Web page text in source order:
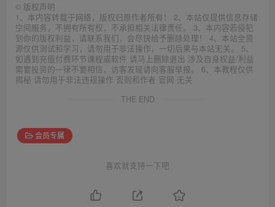
© 版权声明
1、本内容转载于网络，版权归原作者所有！ 2、本站仅提供信息存储
空间服务，不拥有所有权，不承担相关法律责任。 3、本内容若侵犯
到你的版权利益，请联系我们，会尽快给予删除处理！ 4、本站全资
源仅供测试和学习，请勿用于非法操作，一切后果与本站无关。 5、
如遇到充值付费环节课程或软件 请马上删除退出 涉及自身权益/利益
需要投资的一律不要相信，访客发现请向客服举报。 6、本教程仅供
揭秘 请勿用于非法违规操作 否则和作者 官网 无关
THE END
会员专属
喜欢就支持一下吧